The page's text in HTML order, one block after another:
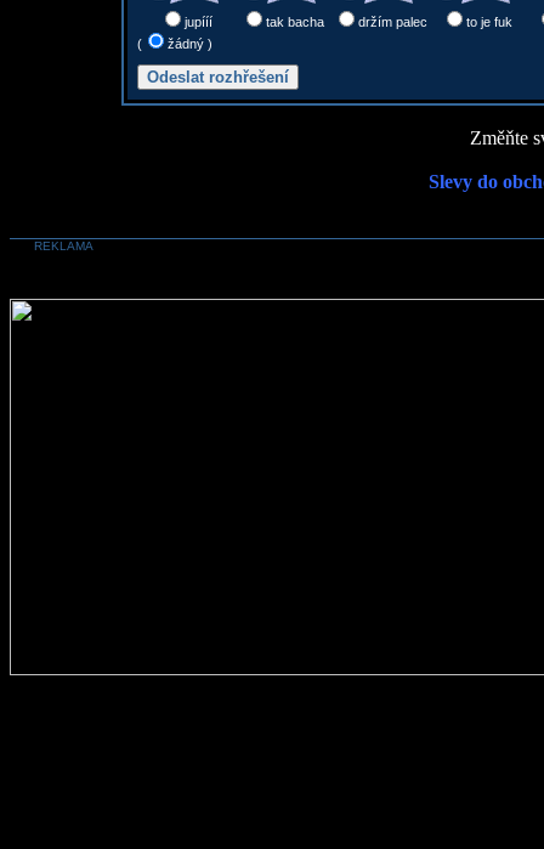
jupííí tak bacha držím palec
to je fuk
(
žádný )
Změňte
Slevy do
REKLAMA